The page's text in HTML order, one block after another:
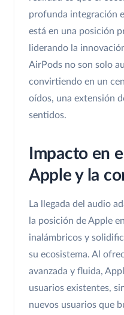
profunda integración
está en una posición
liderando la
AirPods no son solo
convirtiendo en un
oídos, una extensión
sentidos.
Impacto en
Apple y la
La llegada del audio
la posición de Apple
inalámbricos y
su ecosistema. Al
avanzada y fluida,
usuarios existentes,
nuevos usuarios que